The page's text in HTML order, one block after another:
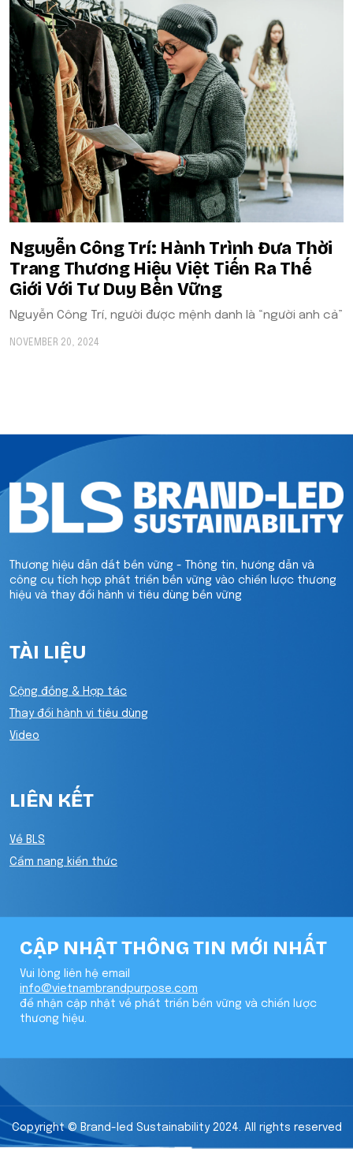
Nguyễn Công Trí: Hành Trình Đưa Thời
Trang Thương Hiệu Việt Tiến Ra Thế
Giới Với Tư Duy Bền Vững
Nguyễn Công Trí, người được mệnh danh là “người anh cả”
NOVEMBER 20, 2024
Thương hiệu dẫn dắt bền vững - Thông tin, hướng dẫn và
công cụ tích hợp phát triển bền vững vào chiến lược thương
hiệu và thay đổi hành vi tiêu dùng bền vững
TÀI LIỆU
Cộng đồng & Hợp tác
Thay đổi hành vi tiêu dùng
Video
LIÊN KẾT
Về BLS
Cẩm nang kiến thức
CẬP NHẬT THÔNG TIN MỚI NHẤT
Vui lòng liên hệ email
info@vietnambrandpurpose.com
để nhận cập nhật về phát triển bền vững và chiến lược
thương hiệu.
Copyright © Brand-led Sustainability 2024. All rights reserved